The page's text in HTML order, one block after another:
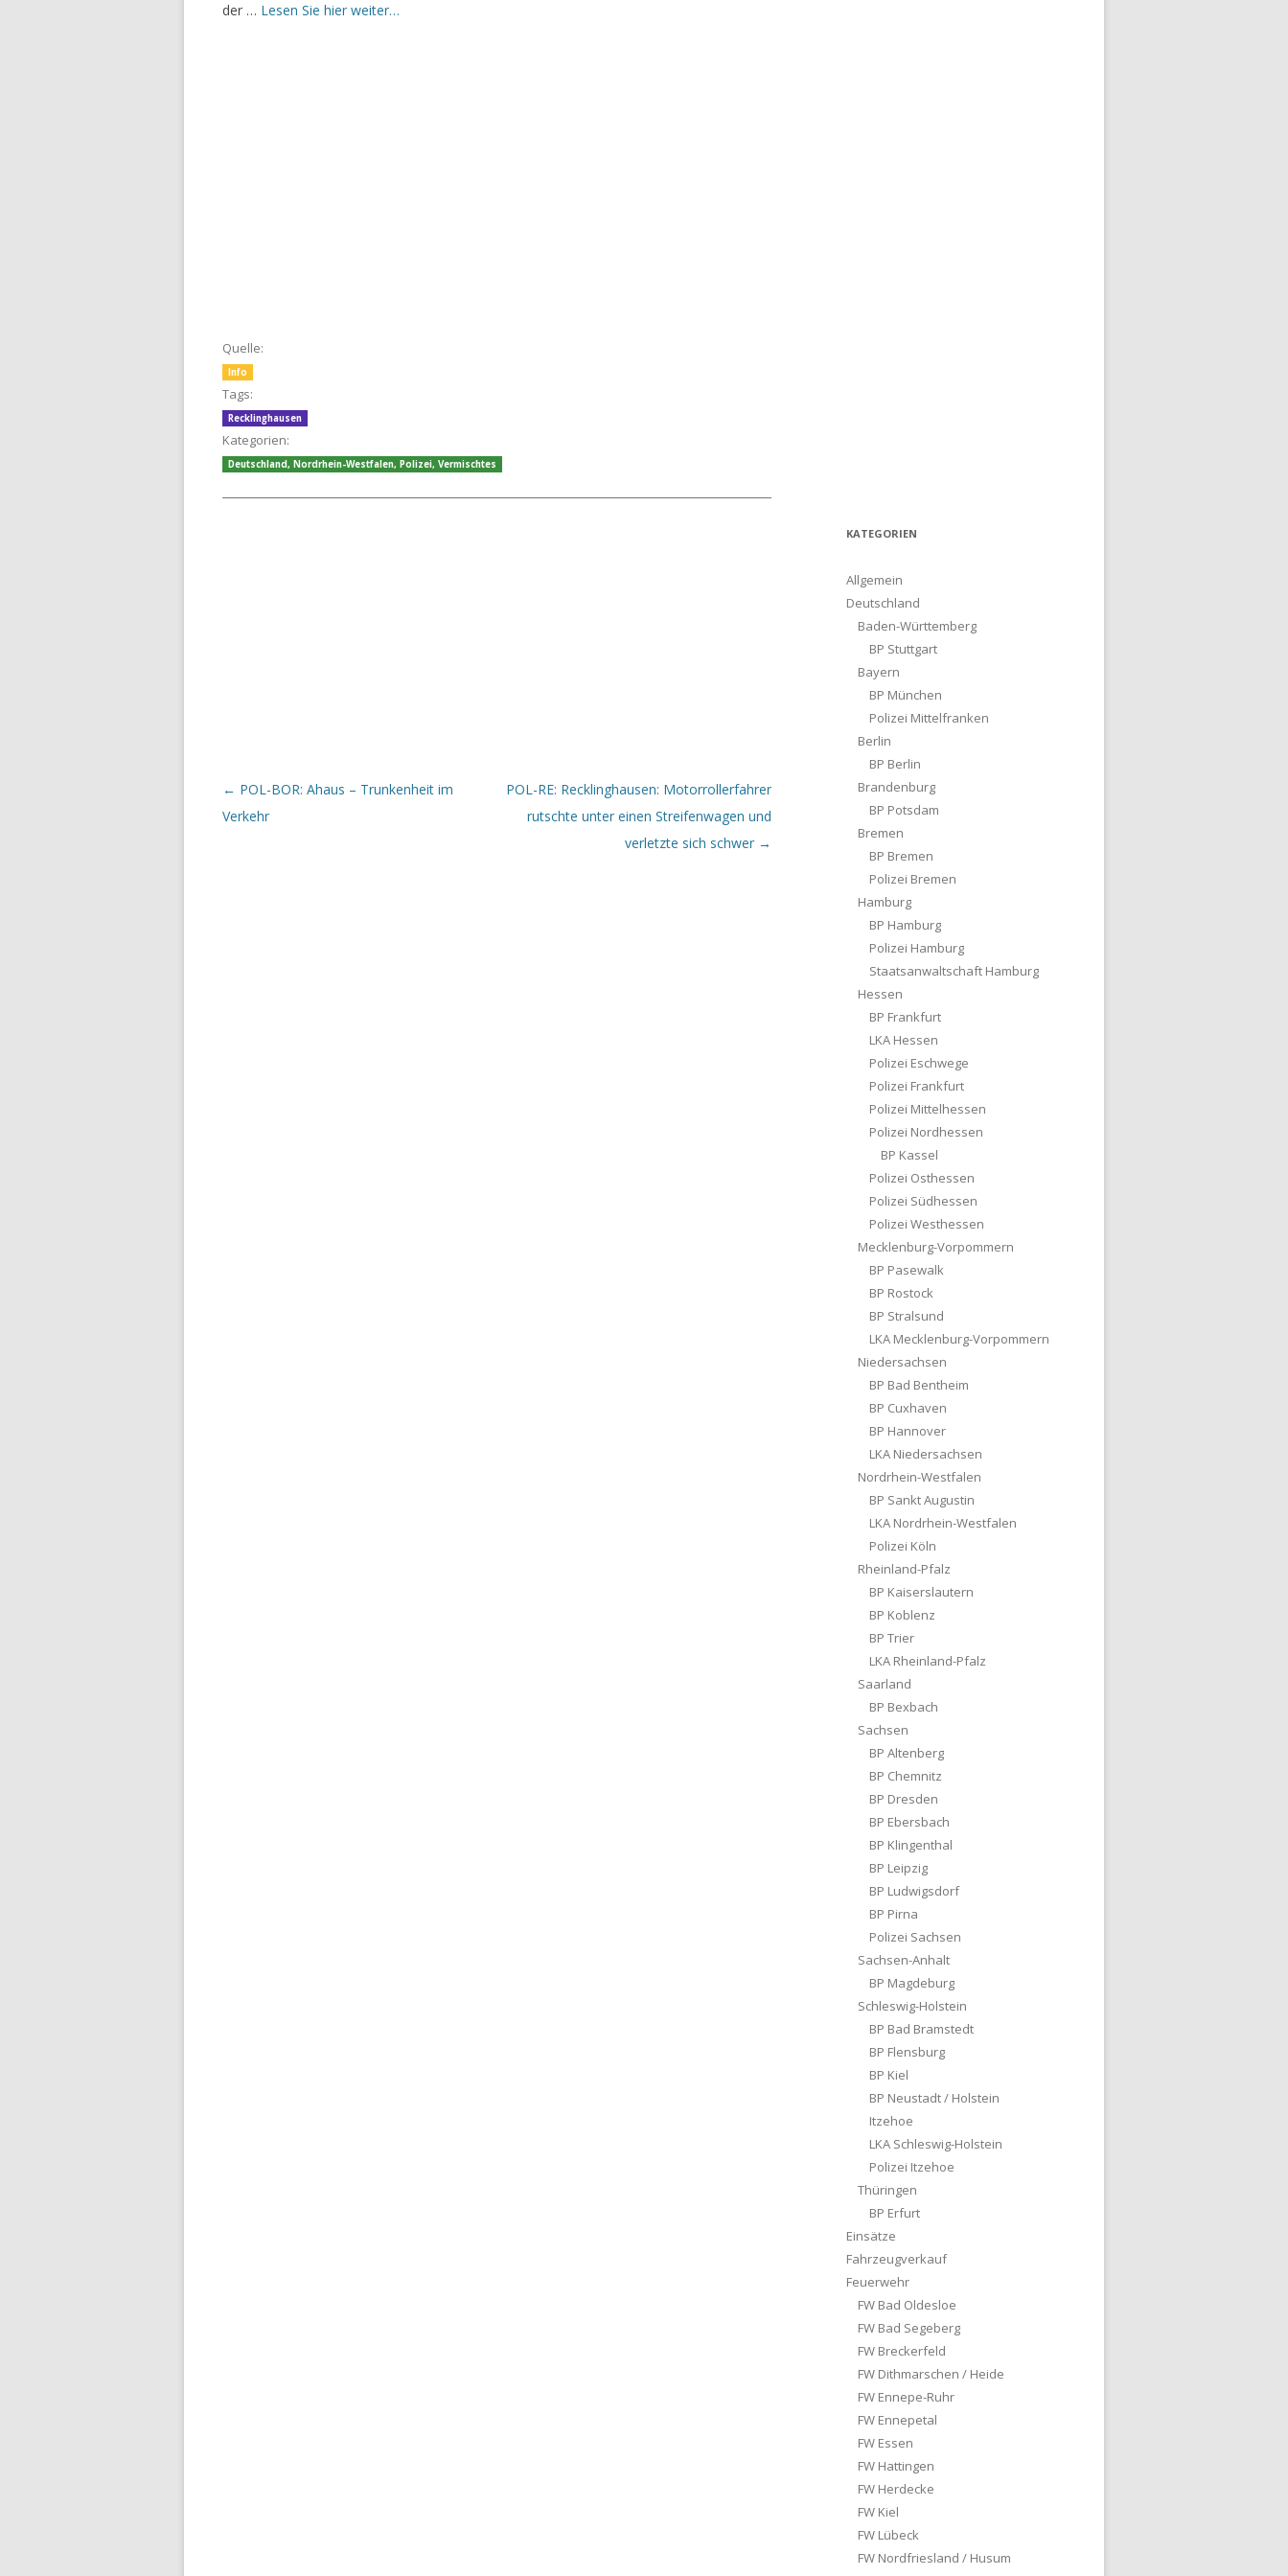
der … Lesen Sie hier weiter…
Quelle:
Info
Tags:
Recklinghausen
Kategorien:
Deutschland, Nordrhein-Westfalen, Polizei, Vermischtes
Beitrags-Navigation
← POL-BOR: Ahaus – Trunkenheit im
Verkehr
POL-RE: Recklinghausen: Motorrollerfahrer
rutschte unter einen Streifenwagen und
verletzte sich schwer →
KATEGORIEN
Allgemein
Deutschland
Baden-Württemberg
BP Stuttgart
Bayern
BP München
Polizei Mittelfranken
Berlin
BP Berlin
Brandenburg
BP Potsdam
Bremen
BP Bremen
Polizei Bremen
Hamburg
BP Hamburg
Polizei Hamburg
Staatsanwaltschaft Hamburg
Hessen
BP Frankfurt
LKA Hessen
Polizei Eschwege
Polizei Frankfurt
Polizei Mittelhessen
Polizei Nordhessen
BP Kassel
Polizei Osthessen
Polizei Südhessen
Polizei Westhessen
Mecklenburg-Vorpommern
BP Pasewalk
BP Rostock
BP Stralsund
LKA Mecklenburg-Vorpommern
Niedersachsen
BP Bad Bentheim
BP Cuxhaven
BP Hannover
LKA Niedersachsen
Nordrhein-Westfalen
BP Sankt Augustin
LKA Nordrhein-Westfalen
Polizei Köln
Rheinland-Pfalz
BP Kaiserslautern
BP Koblenz
BP Trier
LKA Rheinland-Pfalz
Saarland
BP Bexbach
Sachsen
BP Altenberg
BP Chemnitz
BP Dresden
BP Ebersbach
BP Klingenthal
BP Leipzig
BP Ludwigsdorf
BP Pirna
Polizei Sachsen
Sachsen-Anhalt
BP Magdeburg
Schleswig-Holstein
BP Bad Bramstedt
BP Flensburg
BP Kiel
BP Neustadt / Holstein
Itzehoe
LKA Schleswig-Holstein
Polizei Itzehoe
Thüringen
BP Erfurt
Einsätze
Fahrzeugverkauf
Feuerwehr
FW Bad Oldesloe
FW Bad Segeberg
FW Breckerfeld
FW Dithmarschen / Heide
FW Ennepe-Ruhr
FW Ennepetal
FW Essen
FW Hattingen
FW Herdecke
FW Kiel
FW Lübeck
FW Nordfriesland / Husum